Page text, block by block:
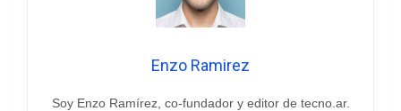
Enzo Ramirez
Soy Enzo Ramírez, co-fundador y editor de tecno.ar.